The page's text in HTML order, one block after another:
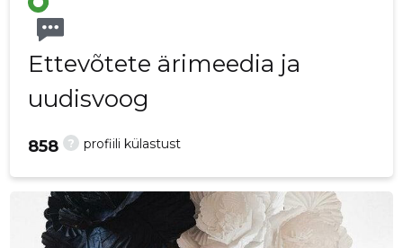
Ettevõtete ärimeedia ja
uudisvoog
? profiili külastust
858